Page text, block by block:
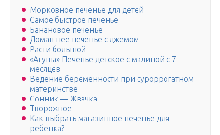
Морковное печенье для детей
Самое быстрое печенье
Банановое печенье
Домашнее печенье с джемом
Расти большой
«Агуша» Печенье детское с малиной с 7
месяцев
Ведение беременности при суроррогатном
материнстве
Сонник — Жвачка
Творожное
Как выбрать магазинное печенье для
ребенка?